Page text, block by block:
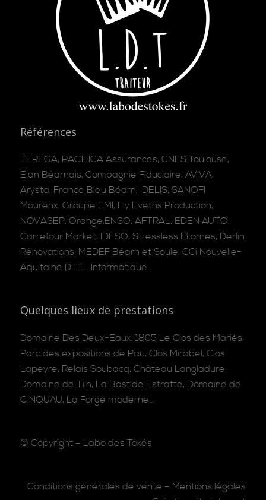
Références
TEREGA, PACIFICA Assurances, CNES Toulouse,
Elan Béarnais, Compagnie Fiduciaire, AVIVA,
Arysta, France Bleu Béarn, IDELIS, SANOFI
Mourenx, Groupe EMI, Fly Evetns Production,
NOVASEP, Orange,ENSO, AFTRAL, EDEN AUTO,
Carrefour Market, IDESO, Stressless Ekornes, Derlin
Rénovations, MEDEF Béarn et Soule, CCi Nouvelle-
Aquitaine DTEL Informatique…
Quelques lieux de prestations
Domaine Des Deux-Eaux, 1805 Le Clos des Mariés,
Parc des expositions de Pau, Clos Mirabel, Clos
Lapeyre, Relais Soubacq, Château Langladure,
Domaine de Tilh, La Bastide Estratte, Domaine de
CINQUAU, La Forge moderne…
© Copyright – Labo des Tokés
Conditions générales de vente – Mentions légales